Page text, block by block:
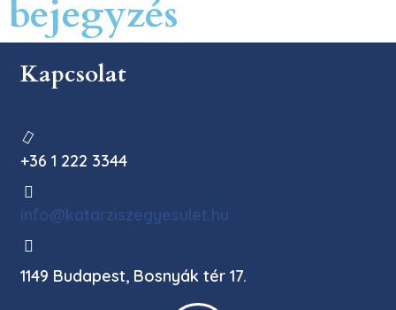
bejegyzés
Kapcsolat
+36 1 222 3344
info@katarziszegyesulet.hu
1149 Budapest, Bosnyák tér 17.